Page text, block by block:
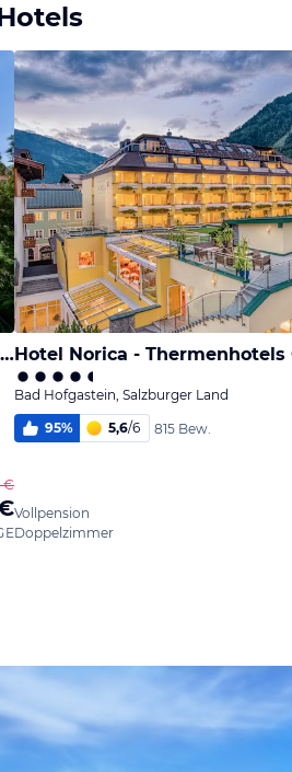
das Balance - SPA & GOLF Hotel am Wörthersee
€
Hotel Norica - Thermenhotels
Bad Hofgastein, Salzburger Land
95% 5,6/6 815 Bew.
Vollpension
Doppelzimmer